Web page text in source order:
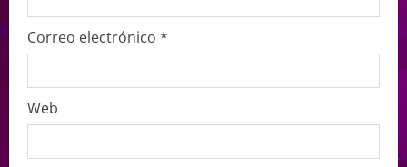
Correo electrónico *
Web